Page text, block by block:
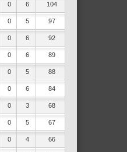
0 6 104
0 5 97
0 6 92
0 6 89
0 5 88
0 6 84
0 3 68
0 5 67
0 4 66